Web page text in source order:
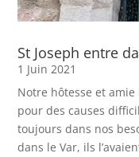
St Joseph entre
1 Juin 2021
Notre hôtesse et amie
pour des causes
toujours dans nos
dans le Var, ils